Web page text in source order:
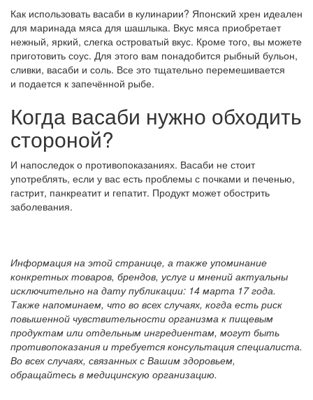
Как использовать васаби в кулинарии? Японский хрен идеален
для маринада мяса для шашлыка. Вкус мяса приобретает
нежный, яркий, слегка островатый вкус. Кроме того, вы можете
приготовить соус. Для этого вам понадобится рыбный бульон,
сливки, васаби и соль. Все это тщательно перемешивается
и подается к запечённой рыбе.
Когда васаби нужно обходить
стороной?
И напоследок о противопоказаниях. Васаби не стоит
употреблять, если у вас есть проблемы с почками и печенью,
гастрит, панкреатит и гепатит. Продукт может обострить
заболевания.
Информация на этой странице, а также упоминание
конкретных товаров, брендов, услуг и мнений актуальны
исключительно на дату публикации: 14 марта 17 года.
Также напоминаем, что во всех случаях, когда есть риск
повышенной чувствительности организма к пищевым
продуктам или отдельным ингредиентам, могут быть
противопоказания и требуется консультация специалиста.
Во всех случаях, связанных с Вашим здоровьем,
обращайтесь в медицинскую организацию.